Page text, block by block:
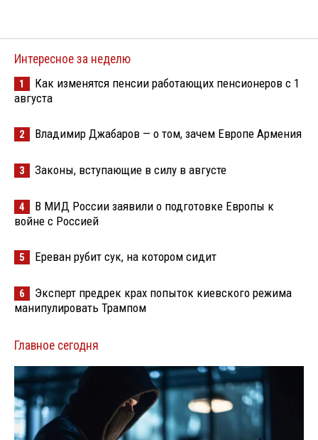
Интересное за неделю
1
Как изменятся пенсии работающих пенсионеров с 1
августа
2 Владимир Джабаров — о том, зачем Европе Армения
3 Законы, вступающие в силу в августе
4
В МИД России заявили о подготовке Европы к
войне с Россией
5 Ереван рубит сук, на котором сидит
6
Эксперт предрек крах попыток киевского режима
манипулировать Трампом
Главное сегодня